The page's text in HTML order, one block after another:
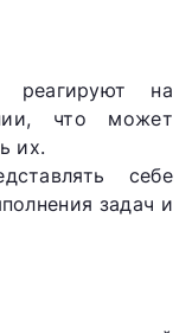
реагируют на
что может
их.
себе
задач и